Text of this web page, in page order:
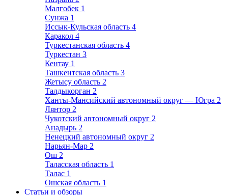
Малгобек 1
Сунжа 1
Иссык-Кульская область 4
Каракол 4
Туркестанская область 4
Туркестан 3
Кентау 1
Ташкентская область 3
Жетысу область 2
Талдыкорган 2
Ханты-Мансийский автономный округ — Югра 2
Лянтор 2
Чукотский автономный округ 2
Анадырь 2
Ненецкий автономный округ 2
Нарьян-Мар 2
Ош 2
Таласская область 1
Талас 1
Ошская область 1
Статьи и обзоры